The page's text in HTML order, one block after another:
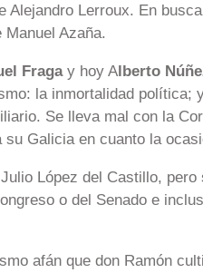
Alejandro Lerroux. En
Azaña.
Fragay hoy Alberto
la inmortalidad política;
Se lleva mal con la
Galicia en cuanto la
López del Castillo,
o del Senado e
afán que don Ramón